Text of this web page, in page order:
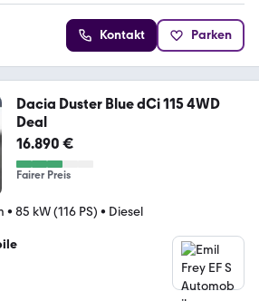
Kontakt Parken
Dacia Duster Blue dCi 115 4WD
Deal
16.890 €
Fairer Preis
• 85 kW (116 PS) • Diesel